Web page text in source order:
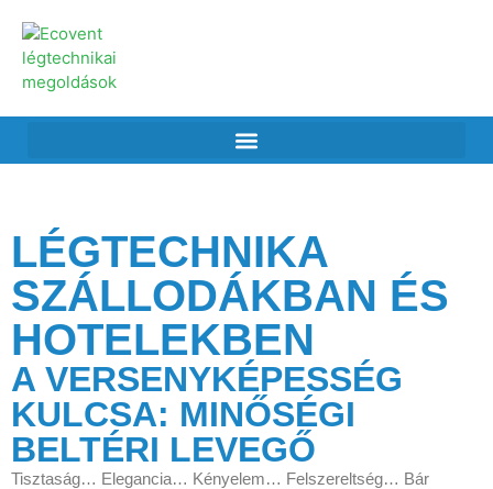
LÉGTECHNIKA
SZÁLLODÁKBAN ÉS
HOTELEKBEN
A VERSENYKÉPESSÉG
KULCSA: MINŐSÉGI
BELTÉRI LEVEGŐ
Tisztaság… Elegancia… Kényelem… Felszereltség… Bár